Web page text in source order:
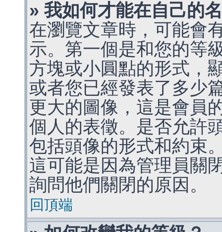
» 我如何才能在自己的
在瀏覽文章時，可能會
示。第一個是和您的等
方塊或小圓點的形式，
或者您已經發表了多少
更大的圖像，這是會員
個人的表徵。是否允許
包括頭像的形式和約束
這可能是因為管理員關
詢問他們關閉的原因。
回頂端